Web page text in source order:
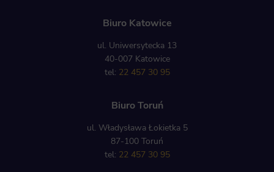
Biuro Katowice
ul. Uniwersytecka 13
40-007 Katowice
tel: 22 457 30 95
Biuro Toruń
ul. Władysława Łokietka 5
87-100 Toruń
tel: 22 457 30 95